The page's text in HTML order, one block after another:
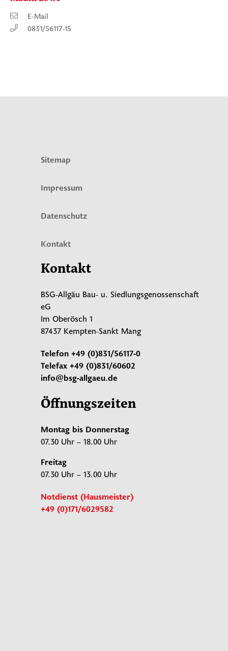
E-Mail
0831/56117-15
Sitemap
Impressum
Datenschutz
Kontakt
Kontakt
BSG-Allgäu Bau- u. Siedlungsgenossenschaft
eG
Im Oberösch 1
87437 Kempten-Sankt Mang
Telefon +49 (0)831/56117-0
Telefax +49 (0)831/60602
info@bsg-allgaeu.de
Öffnungszeiten
Montag bis Donnerstag
07.30 Uhr – 18.00 Uhr
Freitag
07.30 Uhr – 13.00 Uhr
Notdienst (Hausmeister)
+49 (0)171/6029582